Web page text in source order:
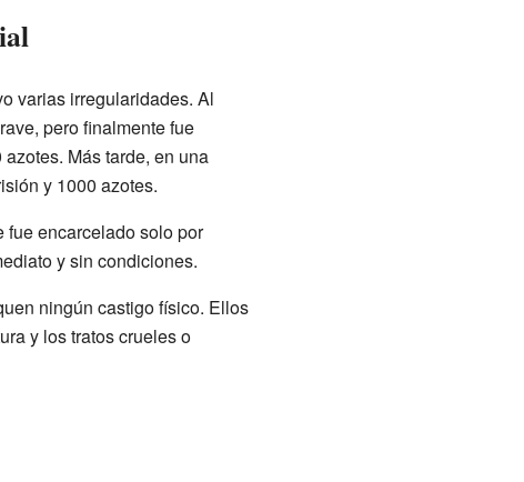
varias irregularidades. Al
pero finalmente fue
Más tarde, en una
y 1000 azotes.
fue encarcelado solo por
y sin condiciones.
ningún castigo físico. Ellos
y los tratos crueles o